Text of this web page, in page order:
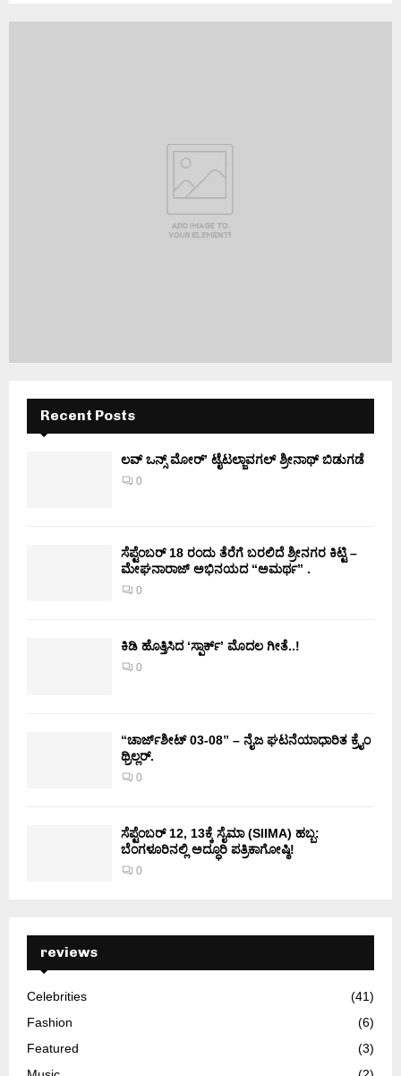
Recent Posts
ಲವ್ ಒನ್ಸ್ ಮೋರ್’ ಟೈಟಲ್ಜಾವಗಲ್ ಶ್ರೀನಾಥ್ ಬಿಡುಗಡೆ
0
ಸೆಪ್ಟೆಂಬರ್ 18 ರಂದು ತೆರೆಗೆ ಬರಲಿದೆ ಶ್ರೀನಗರ ಕಿಟ್ಟಿ –
ಮೇಘನಾರಾಜ್ ಅಭಿನಯದ “ಅಮರ್ಥ” .
0
ಕಿಡಿ‌‌ ಹೊತ್ತಿಸಿದ ‘ಸ್ಪಾರ್ಕ್’ ಮೊದಲ‌ ಗೀತೆ..!
0
“ಚಾರ್ಜ್‌ಶೀಟ್ 03-08” – ನೈಜ ಘಟನೆಯಾಧಾರಿತ ಕ್ರೈಂ
ಥ್ರಿಲ್ಲರ್.
0
ಸೆಪ್ಟೆಂಬರ್ 12, 13ಕ್ಕೆ ಸೈಮಾ (SIIMA) ಹಬ್ಬ:
ಬೆಂಗಳೂರಿನಲ್ಲಿ ಅದ್ಧೂರಿ ಪತ್ರಿಕಾಗೋಷ್ಠಿ!
0
reviews
Celebrities
(41)
Fashion
(6)
Featured
(3)